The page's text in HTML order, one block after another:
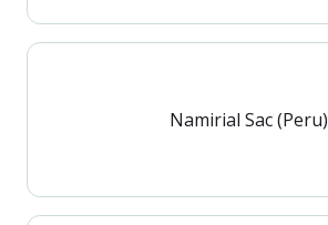
Namirial Sac (Peru)